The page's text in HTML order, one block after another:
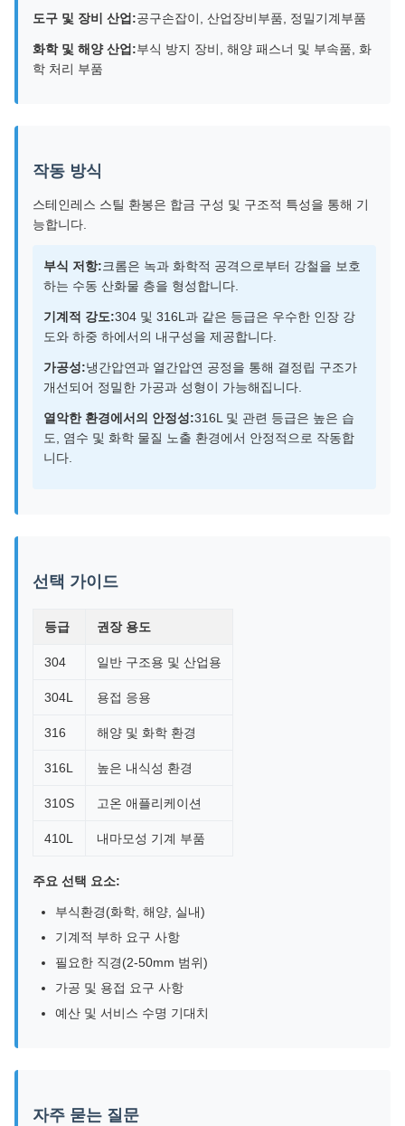
도구 및 장비 산업:공구손잡이, 산업장비부품, 정밀기계부품
화학 및 해양 산업:부식 방지 장비, 해양 패스너 및 부속품, 화
학 처리 부품
작동 방식
스테인레스 스틸 환봉은 합금 구성 및 구조적 특성을 통해 기
능합니다.
부식 저항:크롬은 녹과 화학적 공격으로부터 강철을 보호
하는 수동 산화물 층을 형성합니다.
기계적 강도:304 및 316L과 같은 등급은 우수한 인장 강
도와 하중 하에서의 내구성을 제공합니다.
가공성:냉간압연과 열간압연 공정을 통해 결정립 구조가
개선되어 정밀한 가공과 성형이 가능해집니다.
열악한 환경에서의 안정성:316L 및 관련 등급은 높은 습
도, 염수 및 화학 물질 노출 환경에서 안정적으로 작동합
니다.
선택 가이드
등급 권장 용도
304 일반 구조용 및 산업용
304L 용접 응용
316 해양 및 화학 환경
316L 높은 내식성 환경
310S 고온 애플리케이션
410L 내마모성 기계 부품
주요 선택 요소:
부식환경(화학, 해양, 실내)
기계적 부하 요구 사항
필요한 직경(2-50mm 범위)
가공 및 용접 요구 사항
예산 및 서비스 수명 기대치
자주 묻는 질문